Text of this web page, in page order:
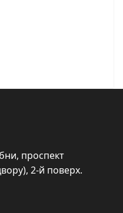
проспект
2-й поверх.